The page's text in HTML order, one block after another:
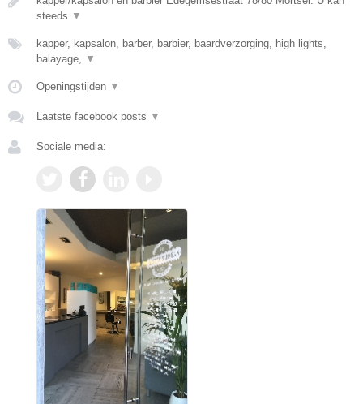
steeds ▼
kapper, kapsalon, barber, barbier, baardverzorging, high lights,
balayage, ▼
Openingstijden ▼
Laatste facebook posts ▼
Sociale media: